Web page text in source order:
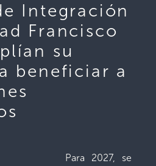
Integración
Francisco
su
beneficiar a
Para 2027, se